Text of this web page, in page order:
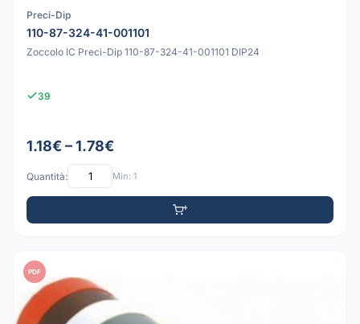
Preci-Dip
110-87-324-41-001101
Zoccolo IC Preci-Dip 110-87-324-41-001101 DIP24
39
1.18€ – 1.78€
Quantità: Min: 1
PDF